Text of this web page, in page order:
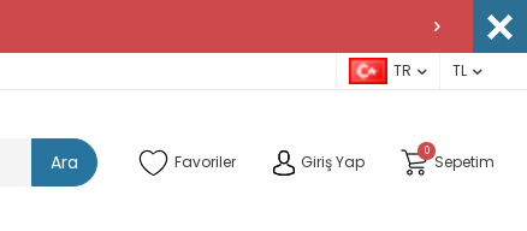
TR TL
Ara Favoriler Giriş Yap
0
Sepetim